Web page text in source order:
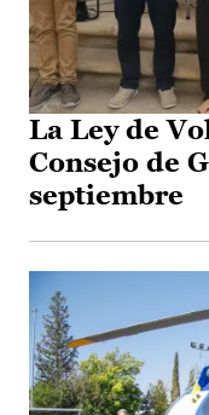
La Ley de
Consejo de
septiembre